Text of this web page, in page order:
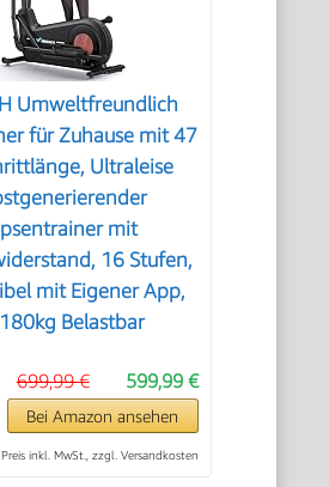
Umweltfreundlich
für Zuhause mit 47
Ultraleise
mit
16 Stufen,
mit Eigener App,
Belastbar
599,99 €
699,99 €
Bei Amazon ansehen
Preis inkl. MwSt., zzgl. Versandkosten